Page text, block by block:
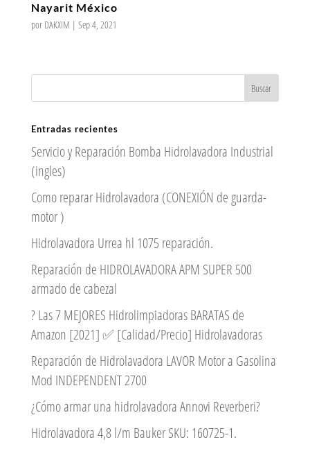
Nayarit México
por DAKXIM | Sep 4, 2021
Entradas recientes
Servicio y Reparación Bomba Hidrolavadora Industrial
(ingles)
Como reparar Hidrolavadora (CONEXIÓN de guarda-
motor )
Hidrolavadora Urrea hl 1075 reparación.
Reparación de HIDROLAVADORA APM SUPER 500
armado de cabezal
? Las 7 MEJORES Hidrolimpiadoras BARATAS de
Amazon [2021] ✅ [Calidad/Precio] Hidrolavadoras
Reparación de Hidrolavadora LAVOR Motor a Gasolina
Mod INDEPENDENT 2700
¿Cómo armar una hidrolavadora Annovi Reverberi?
Hidrolavadora 4,8 l/m Bauker SKU: 160725-1.